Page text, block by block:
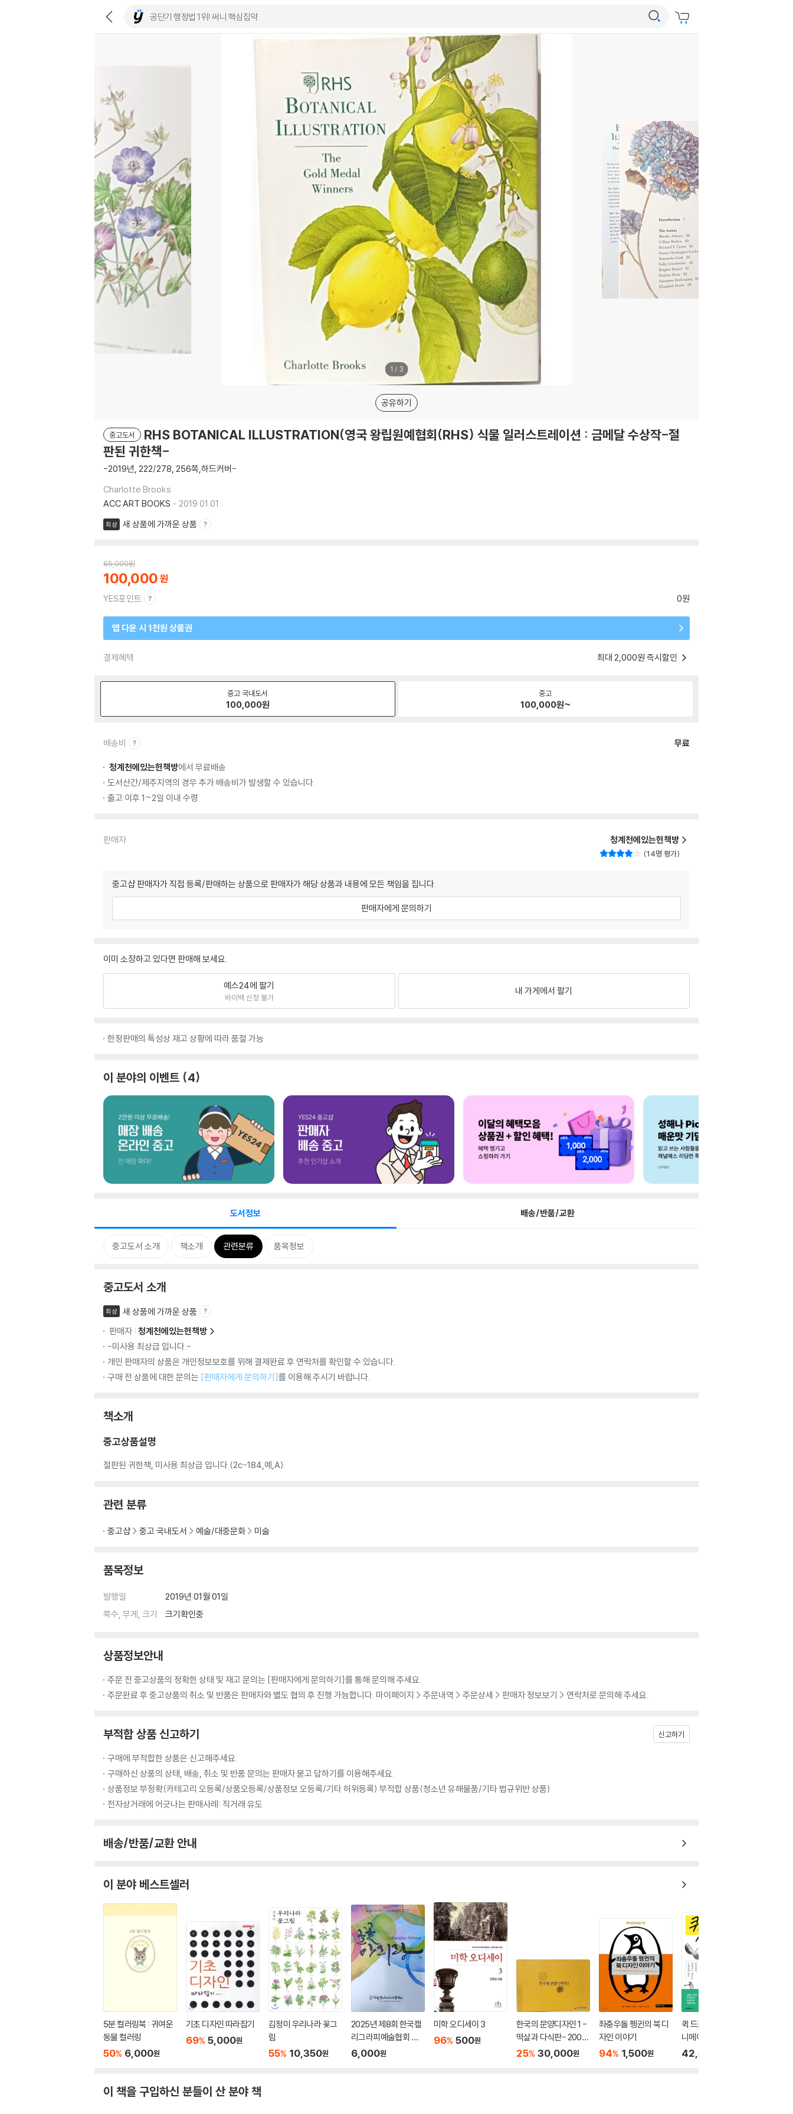
1 / 3
공유하기
중고도서
RHS BOTANICAL ILLUSTRATION(영국 왕립원예협회(RHS) 식물 일러스트레이션 : 금메달 수상작-절
판된 귀한책-
-2019년, 222/278, 256쪽,하드커버-
Charlotte Brooks
ACC ART BOOKS
2019.01.01.
최상 새 상품에 가까운 상품
65,000원
100,000
YES포인트 0원
앱 다운 시 1천원 상품권
결제혜택 최대 2,000원 즉시할인
중고 국내도서
100,000원
중고
100,000원~
배송비 무료
청계천에있는헌책방에서 무료배송
도서산간/제주지역의 경우 추가 배송비가 발생할 수 있습니다.
출고 이후 1~2일 이내 수령
판매자 청계천에있는헌책방
14명 평가
중고샵 판매자가 직접 등록/판매하는 상품으로 판매자가 해당 상품과 내용에 모든 책임을 집니다.
판매자에게 문의하기
이미 소장하고 있다면 판매해 보세요.
예스24에 팔기
바이백 신청 불가
내 가게에서 팔기
한정판매의 특성상 재고 상황에 따라 품절 가능
이 분야의 이벤트 4
도서정보 배송/반품/교환
중고도서 소개 책소개 관련분류 품목정보
중고도서 소개
최상
새 상품에 가까운 상품
판매자 : 청계천에있는헌책방
-미사용 최상급 입니다.-
개인 판매자의 상품은 개인정보보호를 위해 결제완료 후 연락처를 확인할 수 있습니다.
구매 전 상품에 대한 문의는 [판매자에게 문의하기]를 이용해 주시기 바랍니다.
책소개
중고상품설명
절판된 귀한책, 미사용 최상급 입니다.(2c-184,예,A)
관련 분류
중고샵 중고 국내도서 예술/대중문화 미술
품목정보
발행일
2019년 01월 01일
쪽수, 무게, 크기
크기확인중
상품정보안내
주문 전 중고상품의 정확한 상태 및 재고 문의는 [판매자에게 문의하기]를 통해 문의해 주세요.
주문완료 후 중고상품의 취소 및 반품은 판매자와 별도 협의 후 진행 가능합니다. 마이페이지 > 주문내역 > 주문상세 > 판매자 정보보기 > 연락처로 문의해 주세요.
부적합 상품 신고하기 신고하기
구매에 부적합한 상품은 신고해주세요.
구매하신 상품의 상태, 배송, 취소 및 반품 문의는 판매자 묻고 답하기를 이용해주세요.
상품정보 부정확(카테고리 오등록/상품오등록/상품정보 오등록/기타 허위등록) 부적합 상품(청소년 유해물품/기타 법규위반 상품)
전자상거래에 어긋나는 판매사례: 직거래 유도
배송/반품/교환 안내
이 분야 베스트셀러
5분 컬러링북 : 귀여운
동물 컬러링
50% 6,000원
기초 디자인 따라잡기
69% 5,000원
김정미 우리나라 꽃그
림
55% 10,350원
2025년 제8회 한국캘
리그라피예술협회 정
기전 도록 -글꽃 아리
6,000원
미학 오디세이 3
96% 500원
한국의 문양디자인 1 -
떡살과 다식판- 2001
년판- 300/212, 254
25% 30,000원
좌충우돌 펭귄의 북 디
자인 이야기
94% 1,500원
퀵 드로잉 - 베테랑 애
니메이터가 알려주는
역동적인 인물 스케치
42,500
이 책을 구입하신 분들이 산 분야 책